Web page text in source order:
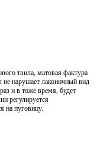
твила, матовая фактура
не нарушает лаконичный вид
и в тоже время, будет
регулируется
на пуговицу.